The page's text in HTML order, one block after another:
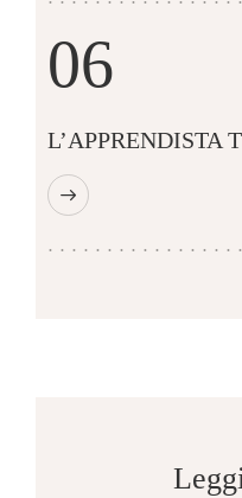
06
L’APPRENDISTA